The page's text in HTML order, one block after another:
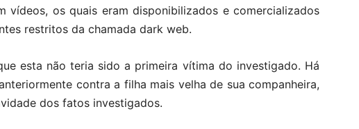
vídeos, os quais eram disponibilizados e comercializados
restritos da chamada dark web.
esta não teria sido a primeira vítima do investigado. Há
contra a filha mais velha de sua companheira,
dos fatos investigados.